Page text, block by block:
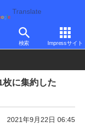
Translate
検索 Impressサイト
枚に集約した
2021年9月22日 06:45